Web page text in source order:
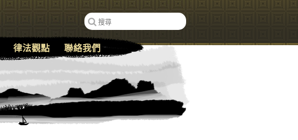
律法觀點 聯絡我們